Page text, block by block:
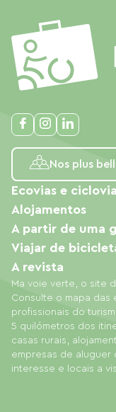
Nos plus
Ma voie verte, o site
Consulte o mapa das
profissionais do
5 quilómetros dos
casas rurais,
empresas de
interesse e locais a
Ecovias e
Alojamentos
A partir de uma
Viajar de
A revista